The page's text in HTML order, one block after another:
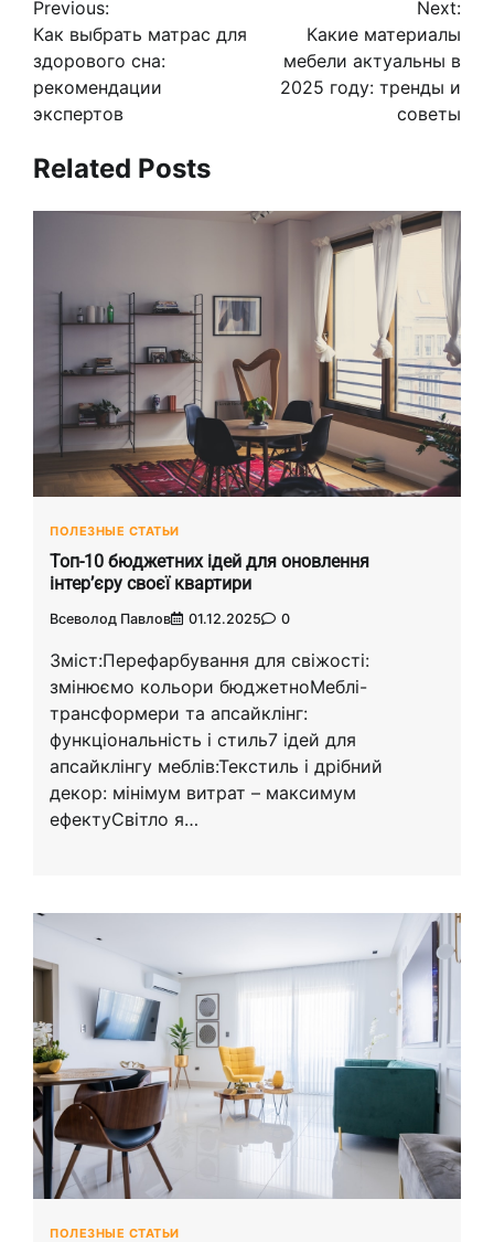
по
записям
Previous:
Как выбрать матрас для
здорового сна:
рекомендации
экспертов
Next:
Какие материалы
мебели актуальны в
2025 году: тренды и
советы
Related Posts
ПОЛЕЗНЫЕ СТАТЬИ
Топ-10 бюджетних ідей для оновлення
інтер’єру своєї квартири
Всеволод Павлов 01.12.2025 0
Зміст:Перефарбування для свіжості:
змінюємо кольори бюджетноМеблі-
трансформери та апсайклінг:
функціональність і стиль7 ідей для
апсайклінгу меблів:Текстиль і дрібний
декор: мінімум витрат – максимум
ефектуСвітло я…
ПОЛЕЗНЫЕ СТАТЬИ